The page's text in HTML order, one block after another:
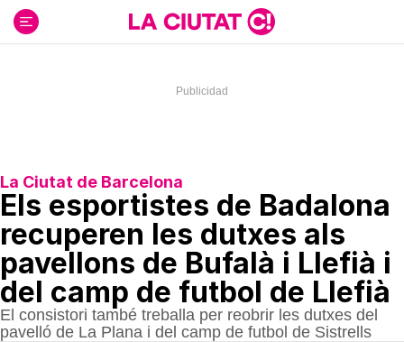
contenido
La Ciutat de Barcelona
Els esportistes de Badalona
recuperen les dutxes als
pavellons de Bufalà i Llefià i
del camp de futbol de Llefià
El consistori també treballa per reobrir les dutxes del
pavelló de La Plana i del camp de futbol de Sistrells